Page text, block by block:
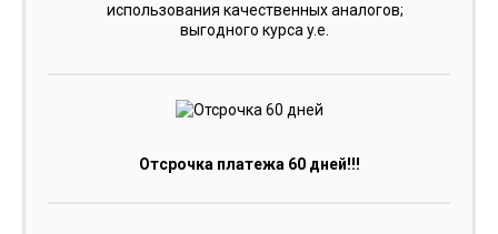
использования качественных аналогов;
выгодного курса y.e.
Отсрочка платежа 60 дней!!!